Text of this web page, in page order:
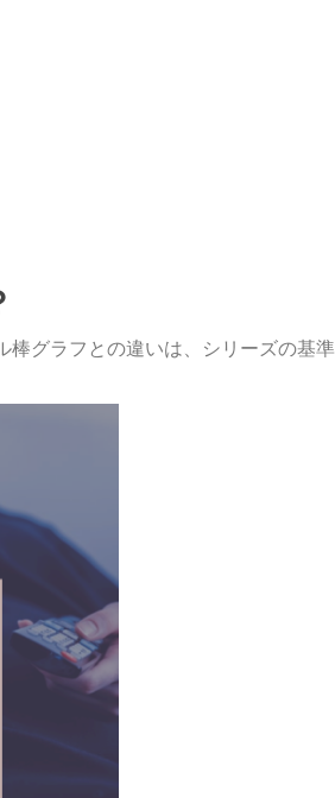
グラフとの違いは、シリーズの基準